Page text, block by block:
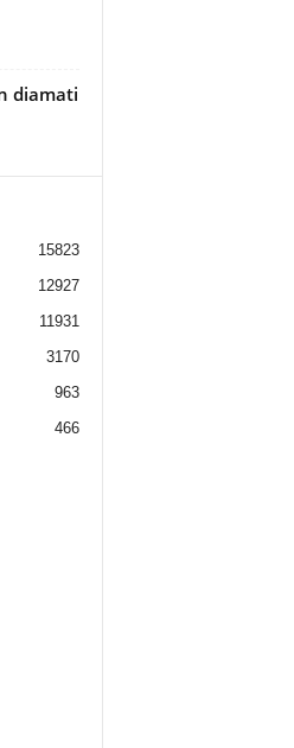
diamati
15823
12927
11931
3170
963
466